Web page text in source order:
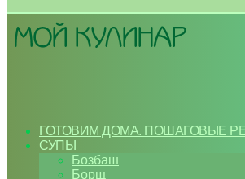
ГОТОВИМ ДОМА. ПОШАГОВЫЕ
СУПЫ
Бозбаш
Борщ